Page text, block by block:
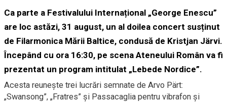
Ca parte a Festivalului Internațional „George Enescu”
are loc astăzi, 31 august, un al doilea concert susținut
de Filarmonica Mării Baltice, condusă de Kristjan Järvi.
Începând cu ora 16:30, pe scena Ateneului Român va fi
prezentat un program intitulat „Lebede Nordice”.
Acesta reuneşte trei lucrări semnate de Arvo Pärt:
„Swansong”, „Fratres” și Passacaglia pentru vibrafon și